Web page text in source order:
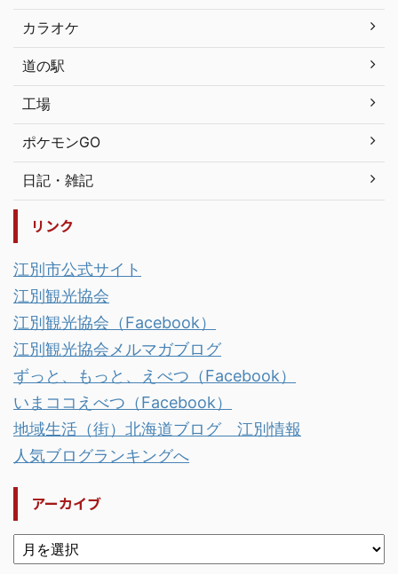
カラオケ
道の駅
工場
ポケモンGO
日記・雑記
リンク
江別市公式サイト
江別観光協会
江別観光協会（Facebook）
江別観光協会メルマガブログ
ずっと、もっと、えべつ（Facebook）
いまココえべつ（Facebook）
地域生活（街）北海道ブログ 江別情報
人気ブログランキングへ
アーカイブ